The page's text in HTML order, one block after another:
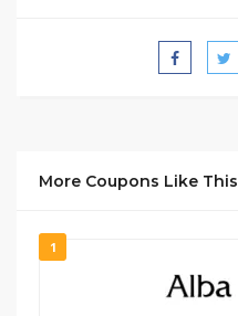
More Coupons Like This
1